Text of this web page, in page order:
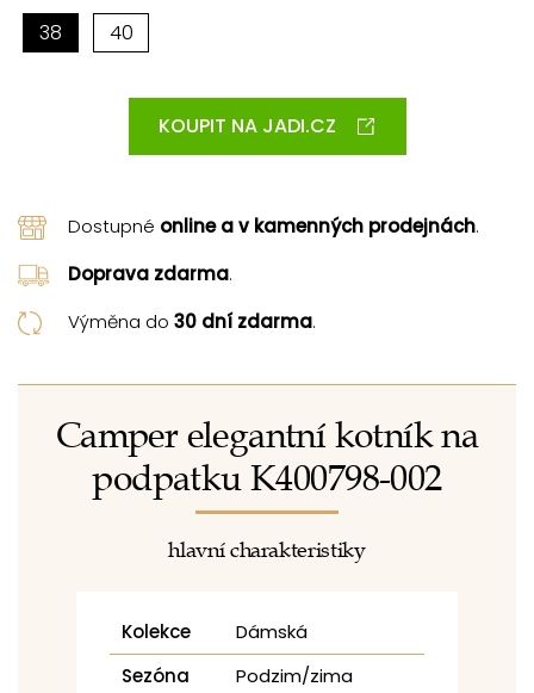
38 40
KOUPIT NA JADI.CZ
Dostupné online a v kamenných prodejnách.
Doprava zdarma.
Výměna do 30 dní zdarma.
Camper elegantní kotník na
podpatku K400798-002
hlavní charakteristiky
Kolekce
Dámská
Sezóna
Podzim/zima